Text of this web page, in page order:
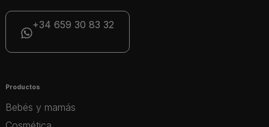
+34 659 30 83 32
Productos
Bebés y mamás